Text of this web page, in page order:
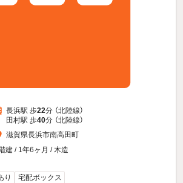
長浜駅 歩22分 （北陸線）
田村駅 歩40分 （北陸線）
滋賀県長浜市南高田町
建 / 1年6ヶ月 / 木造
り 宅配ボックス